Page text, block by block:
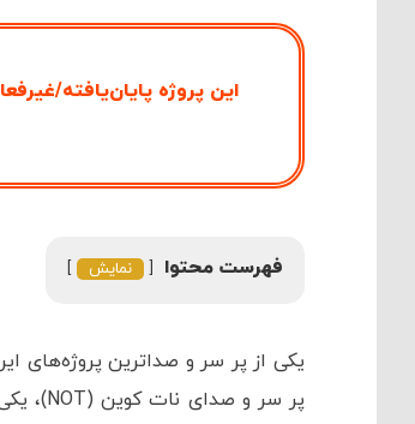
این پروژه پایان‌یافته/
فهرست محتوا نمایش
یکی از پر سر و صداترین پروژه‌های